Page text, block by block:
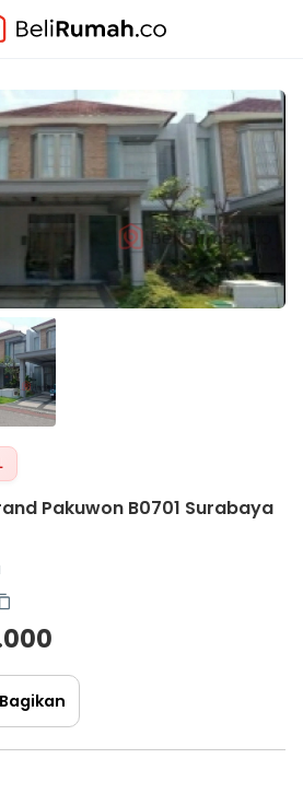
Pakuwon B0701 Surabaya
Bagikan